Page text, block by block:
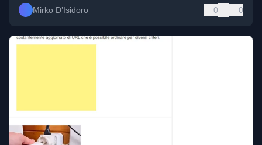
Mirko D’Isidoro 0 0